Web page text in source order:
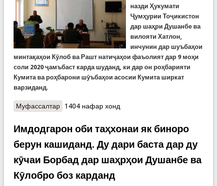
назди Ҳукумати
Ҷумҳурии Тоҷикистон
дар шаҳри Душанбе ва
вилояти Хатлон,
инчунин дар шуъбаҳои
минтақаҳои Кӯлоб ва Рашт натиҷаҳои фаъолият дар 9 моҳи
соли 2020 ҷамъбаст карда шуданд, ки дар он роҳбарияти
Кумита ва роҳбарони шӯъбаҳои асосии Кумита ширкат
варзиданд.
Муфассалтаро Ҷамъбасти фаъолияти Раёсату шуъбаҳои КҲФ
1404 нафар хонд
Имдодгарон оби таҳхонаи як биноро
берун кашиданд. Ду дари баста дар ду
кӯчаи Борбад дар шаҳрҳои Душанбе ва
Кӯлобро боз карданд